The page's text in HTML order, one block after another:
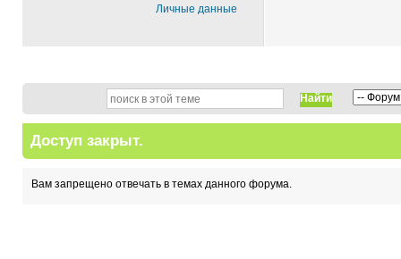
Личные данные
Найти
Доступ закрыт.
Вам запрещено отвечать в темах данного форума.